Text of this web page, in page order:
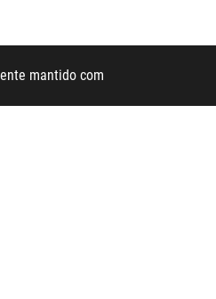
mantido com